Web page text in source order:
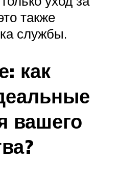
также
службы.
как
вашего